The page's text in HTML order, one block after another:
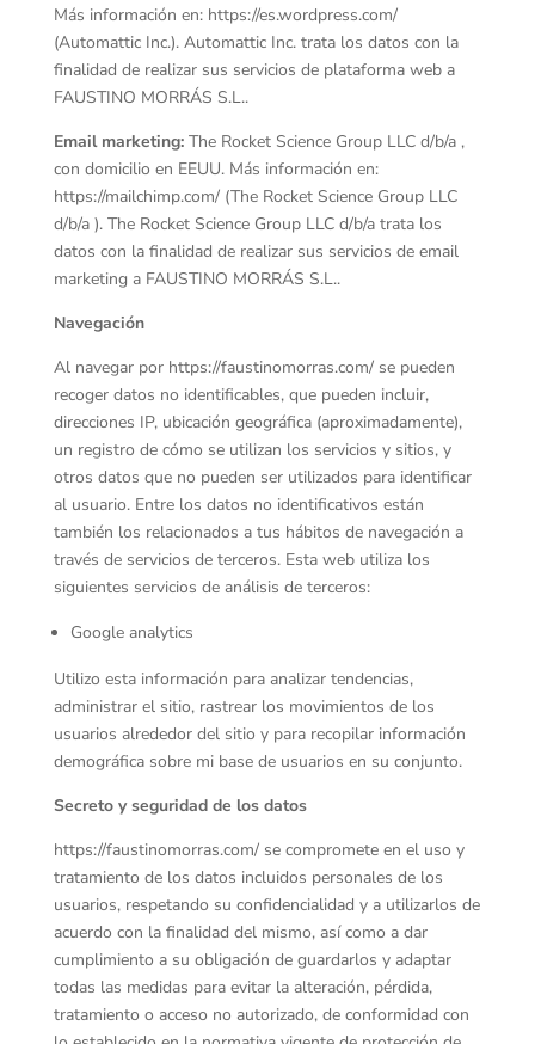
Más información en: https://es.wordpress.com/
(Automattic Inc.). Automattic Inc. trata los datos con la
finalidad de realizar sus servicios de plataforma web a
FAUSTINO MORRÁS S.L..
Email marketing: The Rocket Science Group LLC d/b/a ,
con domicilio en EEUU. Más información en:
https://mailchimp.com/ (The Rocket Science Group LLC
d/b/a ). The Rocket Science Group LLC d/b/a trata los
datos con la finalidad de realizar sus servicios de email
marketing a FAUSTINO MORRÁS S.L..
Navegación
Al navegar por https://faustinomorras.com/ se pueden
recoger datos no identificables, que pueden incluir,
direcciones IP, ubicación geográfica (aproximadamente),
un registro de cómo se utilizan los servicios y sitios, y
otros datos que no pueden ser utilizados para identificar
al usuario. Entre los datos no identificativos están
también los relacionados a tus hábitos de navegación a
través de servicios de terceros. Esta web utiliza los
siguientes servicios de análisis de terceros:
Google analytics
Utilizo esta información para analizar tendencias,
administrar el sitio, rastrear los movimientos de los
usuarios alrededor del sitio y para recopilar información
demográfica sobre mi base de usuarios en su conjunto.
Secreto y seguridad de los datos
https://faustinomorras.com/ se compromete en el uso y
tratamiento de los datos incluidos personales de los
usuarios, respetando su confidencialidad y a utilizarlos de
acuerdo con la finalidad del mismo, así como a dar
cumplimiento a su obligación de guardarlos y adaptar
todas las medidas para evitar la alteración, pérdida,
tratamiento o acceso no autorizado, de conformidad con